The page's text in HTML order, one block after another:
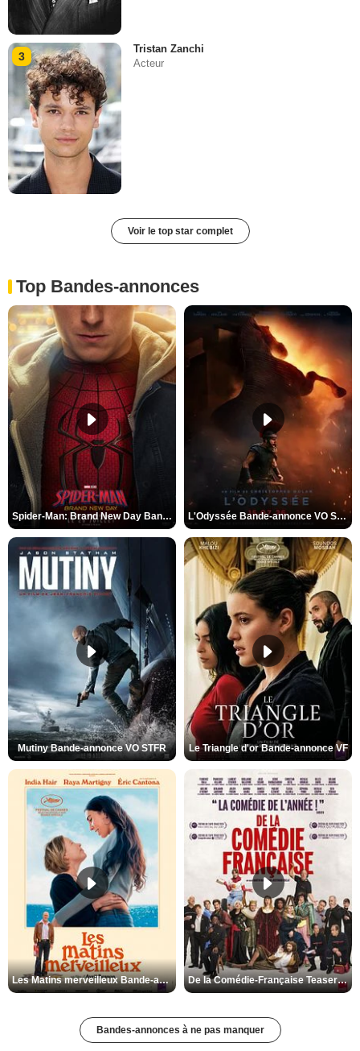
3
Tristan Zanchi
Acteur
Voir le top star complet
Top Bandes-annonces
Spider-Man: Brand New Day Bande-annonce VO STFR L'Odyssée Bande-annonce VO STFR
Mutiny Bande-annonce VO STFR Le Triangle d'or Bande-annonce VF
Les Matins merveilleux Bande-annonce VF De la Comédie-Française Teaser VF
Bandes-annonces à ne pas manquer